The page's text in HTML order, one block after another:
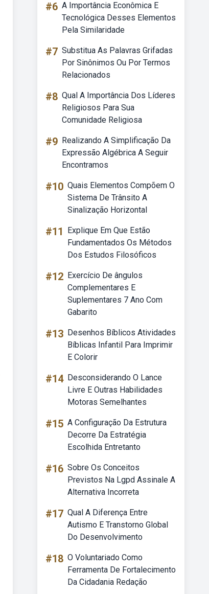
#6 A Importância Econômica E
Tecnológica Desses Elementos
Pela Similaridade
#7 Substitua As Palavras Grifadas
Por Sinônimos Ou Por Termos
Relacionados
#8 Qual A Importância Dos Líderes
Religiosos Para Sua
Comunidade Religiosa
#9 Realizando A Simplificação Da
Expressão Algébrica A Seguir
Encontramos
#10 Quais Elementos Compõem O
Sistema De Trânsito A
Sinalização Horizontal
#11
Explique Em Que Estão
Fundamentados Os Métodos
Dos Estudos Filosóficos
#12 Exercício De ângulos
Complementares E
Suplementares 7 Ano Com
Gabarito
#13 Desenhos Bíblicos Atividades
Bíblicas Infantil Para Imprimir
E Colorir
#14 Desconsiderando O Lance
Livre E Outras Habilidades
Motoras Semelhantes
#15 A Configuração Da Estrutura
Decorre Da Estratégia
Escolhida Entretanto
#16 Sobre Os Conceitos
Previstos Na Lgpd Assinale A
Alternativa Incorreta
#17 Qual A Diferença Entre
Autismo E Transtorno Global
Do Desenvolvimento
#18 O Voluntariado Como
Ferramenta De Fortalecimento
Da Cidadania Redação